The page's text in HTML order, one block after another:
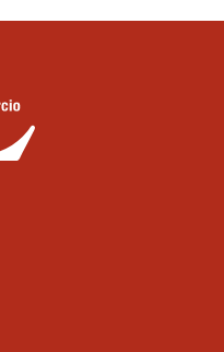
Twitter
su Instagram
su LinkeIn